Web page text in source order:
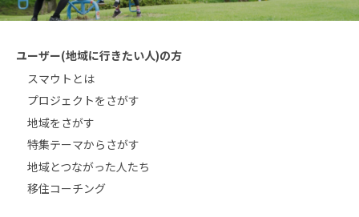
ユーザー(地域に行きたい人)の方
スマウトとは
プロジェクトをさがす
地域をさがす
特集テーマからさがす
地域とつながった人たち
移住コーチング